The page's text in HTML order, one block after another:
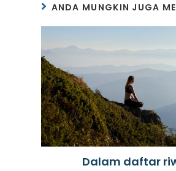
ANDA MUNGKIN JUGA
Dalam daftar